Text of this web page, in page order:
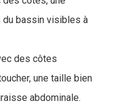
bassin visibles à
des côtes
une taille bien
abdominale.